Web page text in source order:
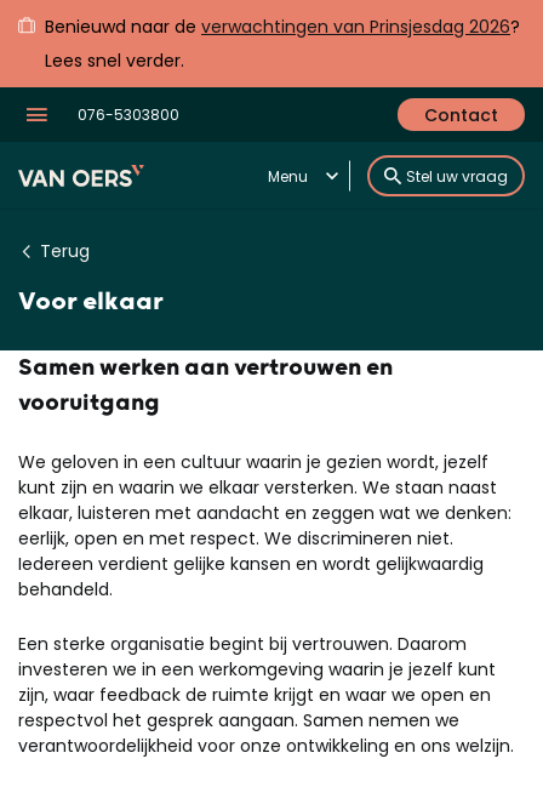
Benieuwd naar de verwachtingen van Prinsjesdag 2026?
Lees snel verder.
076-5303800 Contact
Menu Stel uw vraag
Terug
Voor elkaar
Samen werken aan vertrouwen en
vooruitgang
We geloven in een cultuur waarin je gezien wordt, jezelf
kunt zijn en waarin we elkaar versterken. We staan naast
elkaar, luisteren met aandacht en zeggen wat we denken:
eerlijk, open en met respect. We discrimineren niet.
Iedereen verdient gelijke kansen en wordt gelijkwaardig
behandeld.
Een sterke organisatie begint bij vertrouwen. Daarom
investeren we in een werkomgeving waarin je jezelf kunt
zijn, waar feedback de ruimte krijgt en waar we open en
respectvol het gesprek aangaan. Samen nemen we
verantwoordelijkheid voor onze ontwikkeling en ons welzijn.